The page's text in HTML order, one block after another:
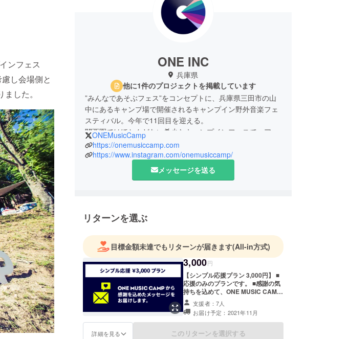
ンフェス
し会場側と
した。
ONE INC
兵庫県
他に1件のプロジェクトを掲載しています
”みんなであそぶフェス”をコンセプトに、兵庫県三田市の山
中にあるキャンプ場で開催されるキャンプイン野外音楽フェ
スティバル。今年で11回目を迎える。
関西圏ではほとんどない希少なキャンプインフェスで、アウ
トドア好きやファミリーが多く来場し、直近の6年（2014〜
2019）連続でチケットが完売。
「プールやアスレチックを備えたキャンプ場」という、音楽
以外でも存分に遊べるロケーションが魅力。
海外メディアbeehypeが選ぶ世界の「Best Music Festivals」
ONEMusicCamp
https://onemusiccamp.com
https://www.instagram.com/onemusiccamp/
メッセージを送る
リターンを選ぶ
目標金額未達でもリターンが届きます(All-in方式)
3,000円
【シンプル応援プラン 3,000円】 ■
応援のみのプランです。 ■感謝の気
持ちを込めて、ONE MUSIC CAMP
運営事務局よりお礼のメッセージを
お届けします。
支援者：7人
お届け予定：2021年11月
詳細を見る このリターンを選択する